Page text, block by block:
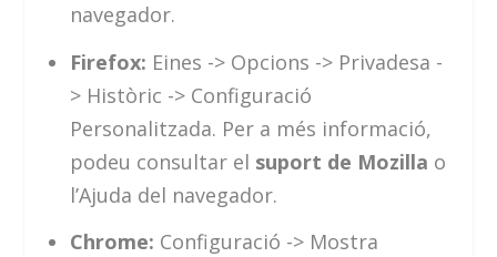
navegador.
Firefox: Eines -> Opcions -> Privadesa -
> Històric -> Configuració
Personalitzada. Per a més informació,
podeu consultar el suport de Mozilla o
l’Ajuda del navegador.
Chrome: Configuració -> Mostra